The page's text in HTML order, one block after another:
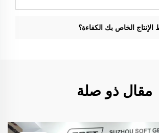
الخاص بك الكفاءة؟
مقال ذو صلة